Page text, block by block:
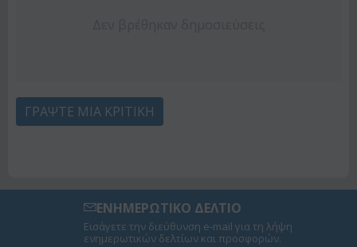
ΓΡΆΨΤΕ ΜΙΑ ΚΡΙΤΙΚΉ
ΕΝΗΜΕΡΩΤΙΚΟ ΔΕΛΤΙΟ
Εισάγετε την διεύθυνση e-mail για τη λήψη
ενημερωτικών δελτίων και προσφορών.